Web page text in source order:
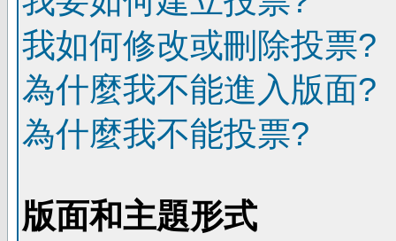
我如何修改或刪除投票?
為什麼我不能進入版面?
為什麼我不能投票?
版面和主題形式